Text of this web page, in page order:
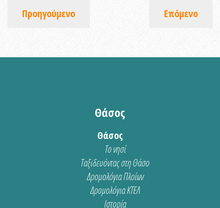
Προηγούμενο Επόμενο
Θάσος
Θάσος
Το νησί
Ταξιδευόντας στη Θάσο
Δρομολόγια Πλοίων
Δρομολόγια ΚΤΕΛ
Ιστορία